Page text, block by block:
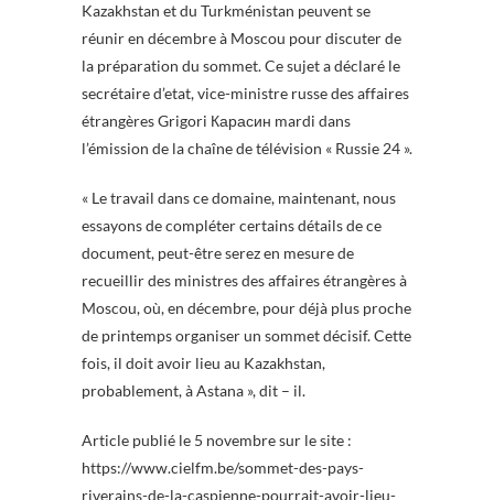
Kazakhstan et du Turkménistan peuvent se
réunir en décembre à Moscou pour discuter de
la préparation du sommet. Ce sujet a déclaré le
secrétaire d’etat, vice-ministre russe des affaires
étrangères Grigori Карасин mardi dans
l’émission de la chaîne de télévision « Russie 24 ».
« Le travail dans ce domaine, maintenant, nous
essayons de compléter certains détails de ce
document, peut-être serez en mesure de
recueillir des ministres des affaires étrangères à
Moscou, où, en décembre, pour déjà plus proche
de printemps organiser un sommet décisif. Cette
fois, il doit avoir lieu au Kazakhstan,
probablement, à Astana », dit – il.
Article publié le 5 novembre sur le site :
https://www.cielfm.be/sommet-des-pays-
riverains-de-la-caspienne-pourrait-avoir-lieu-